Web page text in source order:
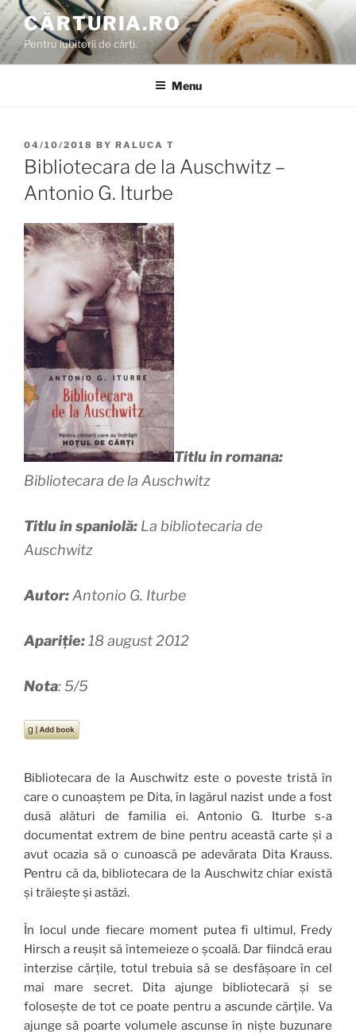
Skip
to
content
CĂRTURIA.RO
Pentru iubitorii de cărți.
Menu
POSTED
ON
04/10/2018 BY RALUCA T
Bibliotecara de la Auschwitz –
Antonio G. Iturbe
Titlu in romana:
Bibliotecara de la Auschwitz
Titlu in spaniolă: La bibliotecaria de
Auschwitz
Autor:Antonio G. Iturbe
Apariție:18 august 2012
Nota: 5/5
Bibliotecara de la Auschwitz este o poveste tristă în
care o cunoaștem pe Dita, în lagărul nazist unde a fost
dusă alături de familia ei. Antonio G. Iturbe s-a
documentat extrem de bine pentru această carte și a
avut ocazia să o cunoască pe adevărata Dita Krauss.
Pentru că da, bibliotecara de la Auschwitz chiar există
și trăiește și astăzi.
În locul unde fiecare moment putea fi ultimul, Fredy
Hirsch a reușit să întemeieze o școală. Dar fiindcă erau
interzise cărțile, totul trebuia să se desfășoare în cel
mai mare secret. Dita ajunge bibliotecară și se
folosește de tot ce poate pentru a ascunde cărțile. Va
ajunge să poarte volumele ascunse în niște buzunare